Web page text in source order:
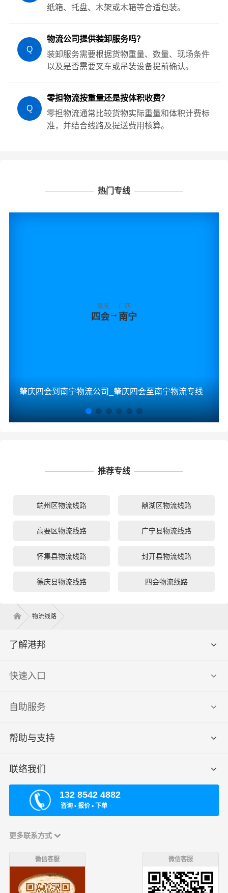
纸箱、托盘、木架或木箱等合适包装。
Q
物流公司提供装卸服务吗？
装卸服务需要根据货物重量、数量、现场条件
以及是否需要叉车或吊装设备提前确认。
Q
零担物流按重量还是按体积收费？
零担物流通常比较货物实际重量和体积计费标
准，并结合线路及提送费用核算。
热门专线
肇庆
四会→
广西
南宁
肇庆四会到南宁物流公司_肇庆四会至南宁物流专线
推荐专线
端州区物流线路 鼎湖区物流线路
高要区物流线路 广宁县物流线路
怀集县物流线路 封开县物流线路
德庆县物流线路 四会物流线路
物流线路
了解港邦
快速入口
自助服务
帮助与支持
联络我们
132 8542 4882
咨询 ▪ 报价 ▪ 下单
更多联系方式
微信客服 微信客服